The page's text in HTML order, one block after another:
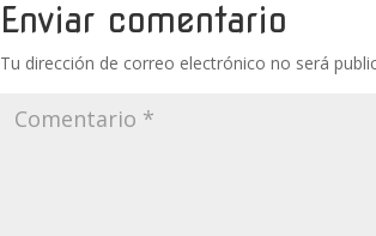
Enviar comentario
Tu dirección de correo electrónico no será